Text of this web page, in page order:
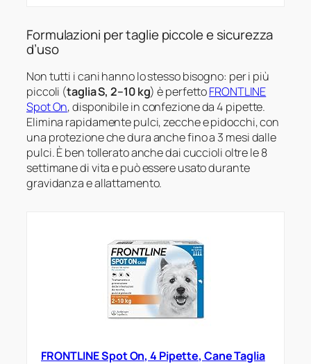
Formulazioni per taglie piccole e sicurezza
d’uso
Non tutti i cani hanno lo stesso bisogno: per i più
piccoli (taglia S, 2–10 kg) è perfettoFRONTLINE
Spot On, disponibile in confezione da 4 pipette.
Elimina rapidamente pulci, zecche e pidocchi, con
una protezione che dura anche fino a 3 mesi dalle
pulci. È ben tollerato anche dai cuccioli oltre le 8
settimane di vita e può essere usato durante
gravidanza e allattamento.
FRONTLINE Spot On, 4 Pipette, Cane Taglia